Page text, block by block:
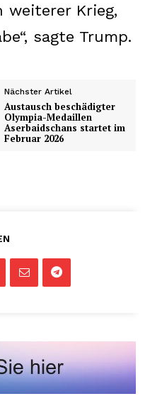
weiterer Krieg,
sagte Trump.
Nächster Artikel
Austausch beschädigter
Olympia-Medaillen
Aserbaidschans startet im
Februar 2026